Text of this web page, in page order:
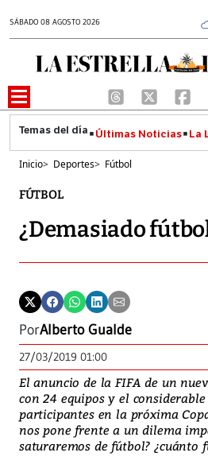
SÁBADO 08 AGOSTO 2026
Últimas Noticias La
Inicio> Deportes> Fútbol
FÚTBOL
¿Demasiado
PorAlberto Gualde
27/03/2019 01:00
El anuncio de la FIFA de un
con 24 equipos y el
participantes en la próxima
nos pone frente a un dilema
saturaremos de fútbol? ¿cuánto